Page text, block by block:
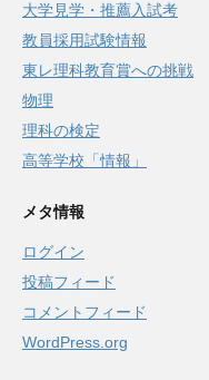
大学見学・推薦入試考
教員採用試験情報
東レ理科教育賞への挑戦
物理
理科の検定
高等学校「情報」
メタ情報
ログイン
投稿フィード
コメントフィード
WordPress.org